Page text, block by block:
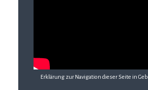
Erklärung zur Navigation dieser Seite in